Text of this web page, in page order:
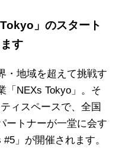
」のスタート
す
・地域を超えて挑戦す
「NEXs Tokyo」。そ
ィスペースで、全国
ートナーが一堂に会す
」が開催されます。